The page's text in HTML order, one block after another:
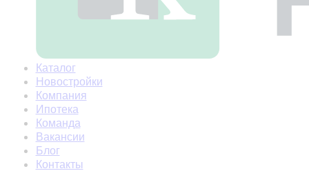
Каталог
Новостройки
Компания
Ипотека
Команда
Вакансии
Блог
Контакты